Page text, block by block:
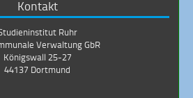
Kontakt
Ruhr
Verwaltung GbR
Königswall 25-27
44137 Dortmund